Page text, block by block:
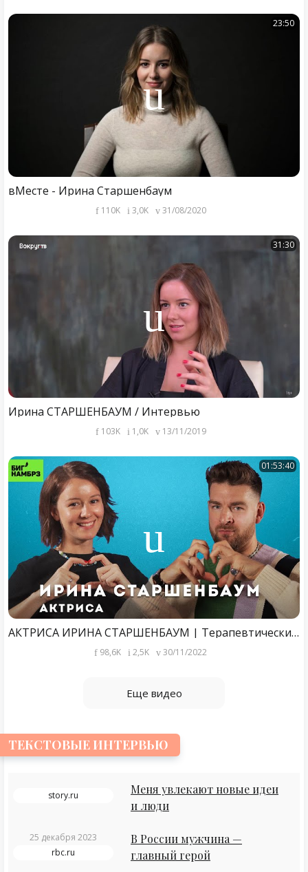
23:50
вМесте - Ирина Старшенбаум
110K 3,0K 31/08/2020
31:30
Ирина СТАРШЕНБАУМ / Интервью
103K 1,0K 13/11/2019
01:53:40
АКТРИСА ИРИНА СТАРШЕНБАУМ | Терапевтический подкаст
98,6K 2,5K 30/11/2022
Еще видео
ТЕКСТОВЫЕ ИНТЕРВЬЮ
story.ru
Меня увлекают новые идеи
и люди
25 декабря 2023
rbc.ru
В России мужчина —
главный герой